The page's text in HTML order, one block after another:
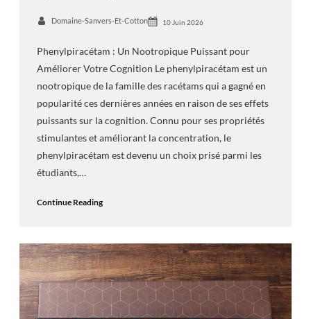
Domaine-Sanvers-Et-Cotton 10 Juin 2026
Phenylpiracétam : Un Nootropique Puissant pour
Améliorer Votre Cognition Le phenylpiracétam est un
nootropique de la famille des racétams qui a gagné en
popularité ces dernières années en raison de ses effets
puissants sur la cognition. Connu pour ses propriétés
stimulantes et améliorant la concentration, le
phenylpiracétam est devenu un choix prisé parmi les
étudiants,…
Continue Reading